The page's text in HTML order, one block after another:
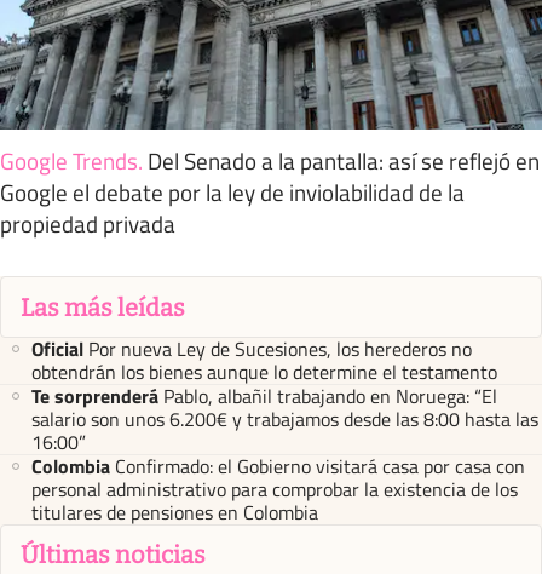
Google Trends. Del Senado a la pantalla: así se reflejó en
Google el debate por la ley de inviolabilidad de la
propiedad privada
Las más leídas
Oficial Por nueva Ley de Sucesiones, los herederos no
obtendrán los bienes aunque lo determine el testamento
Te sorprenderá Pablo, albañil trabajando en Noruega: “El
salario son unos 6.200€ y trabajamos desde las 8:00 hasta las
16:00”
Colombia Confirmado: el Gobierno visitará casa por casa con
personal administrativo para comprobar la existencia de los
titulares de pensiones en Colombia
Últimas noticias